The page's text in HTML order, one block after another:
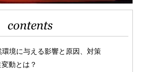
contents
境に与える影響と原因、対策
動とは？